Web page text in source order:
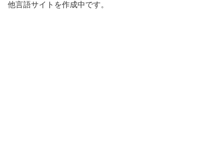
他言語サイトを作成中です。